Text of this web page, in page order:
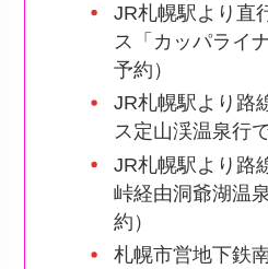
JR札幌駅より直
ス「カッパライ
予約）
JR札幌駅より路
ス定山渓温泉行
JR札幌駅より路
峠経由洞爺湖温
約）
札幌市営地下鉄